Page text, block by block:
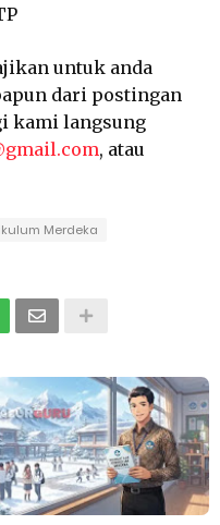
untuk anda
dari postingan
kami langsung
, atau
Merdeka